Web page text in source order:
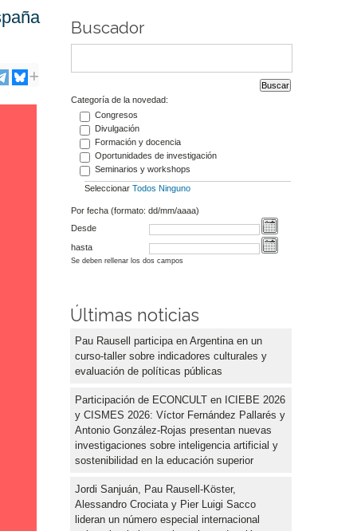
Buscador
Categoría de la novedad:
Congresos
Divulgación
Formación y docencia
Oportunidades de investigación
Seminarios y workshops
Seleccionar Todos Ninguno
Por fecha (formato: dd/mm/aaaa)
Desde
hasta
Se deben rellenar los dos campos
Últimas noticias
Pau Rausell participa en Argentina en un
curso-taller sobre indicadores culturales y
evaluación de políticas públicas
Participación de ECONCULT en ICIEBE 2026
y CISMES 2026: Víctor Fernández Pallarés y
Antonio González-Rojas presentan nuevas
investigaciones sobre inteligencia artificial y
sostenibilidad en la educación superior
Jordi Sanjuán, Pau Rausell-Köster,
Alessandro Crociata y Pier Luigi Sacco
lideran un número especial internacional